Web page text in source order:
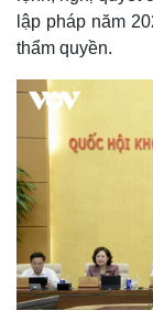
Thế giới
Quan sát
Cuộc sống đó đây
Hồ sơ
lập pháp năm
thẩm quyền.